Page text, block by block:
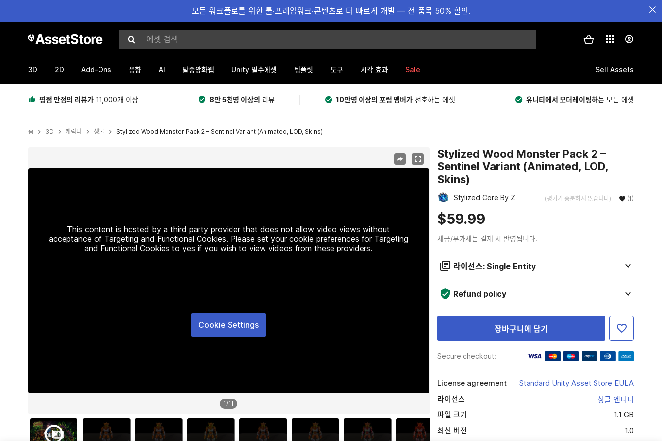
모든 워크플로를 위한 툴·프레임워크·콘텐츠로 더 빠르게 개발 — 전 품목 50% 할인.
에셋 검색
3D 2D Add-Ons 음향 AI 탈중앙화웹 Unity 필수에셋 템플릿 도구 시각 효과 Sale Sell Assets
평점 만점의 리뷰가 11,000개 이상 8만 5천명 이상의 리뷰 10만명 이상의 포럼 멤버가 선호하는 에셋 유니티에서 모더레이팅하는 모든 에셋
홈 3D 캐릭터 생물 Stylized Wood Monster Pack 2 – Sentinel Variant (Animated, LOD, Skins)
This content is hosted by a third party provider that does not allow video views without
acceptance of Targeting and Functional Cookies. Please set your cookie preferences for Targeting
and Functional Cookies to yes if you wish to view videos from these providers.
Cookie Settings
1/11
Stylized Wood Monster Pack 2 –
Sentinel Variant (Animated, LOD,
Skins)
Stylized Core By Z (평가가 충분하지 않습니다) (1)
$59.99
세금/부가세는 결제 시 반영됩니다.
라이선스: Single Entity
Refund policy
장바구니에 담기
Secure checkout:
License agreement
Standard Unity Asset Store EULA
라이선스
싱글 엔티티
파일 크기
1.1 GB
최신 버전
1.0